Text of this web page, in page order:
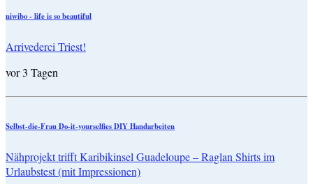
niwibo - life is so beautiful
Arrivederci Triest!
vor 3 Tagen
Selbst-die-Frau Do-it-yourselfies DIY Handarbeiten
Nähprojekt trifft Karibikinsel Guadeloupe – Raglan Shirts im
Urlaubstest (mit Impressionen)